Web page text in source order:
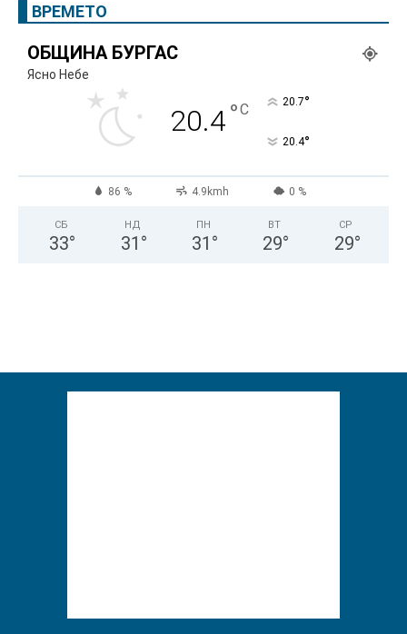
ВРЕМЕТО
ОБЩИНА БУРГАС
Ясно Небе
20.4°C 20.7°
20.4°
86 % 4.9kmh 0 %
СБ
33°
НД
31 °
ПН
31 °
ВТ
29°
СР
29°